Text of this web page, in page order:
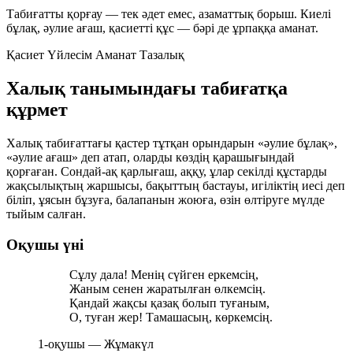
Табиғатты қорғау — тек әдет емес, азаматтық борыш. Киелі
бұлақ, әулие ағаш, қасиетті құс — бәрі де ұрпаққа аманат.
Қасиет Үйлесім Аманат Тазалық
Халық танымындағы табиғатқа
құрмет
Халық табиғаттағы қастер тұтқан орындарын «әулие бұлақ»,
«әулие ағаш» деп атап, оларды көздің қарашығындай
қорғаған. Сондай-ақ қарлығаш, аққу, ұлар секілді құстарды
жақсылықтың жаршысы, бақыттың бастауы, игіліктің иесі деп
біліп, ұясын бұзуға, балапанын жоюға, өзін өлтіруге мүлде
тыйым салған.
Оқушы үні
Сұлу дала! Менің сүйген еркемсің,
Жаным сенен жаратылған өлкемсің.
Қандай жақсы қазақ болып туғаным,
О, туған жер! Тамашасың, көркемсің.
1-оқушы — Жұмакүл